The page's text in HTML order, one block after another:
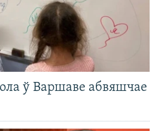
ў Варшаве абвяшчае